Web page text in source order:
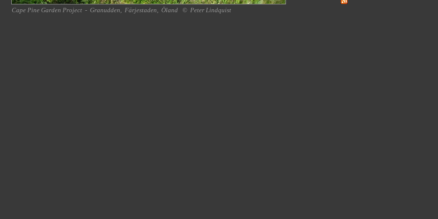
Cape Pine Garden Project - Granudden, Färjestaden, Öland © Peter Lindquist